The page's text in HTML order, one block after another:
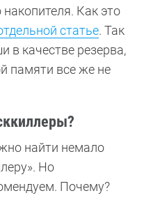
Как это
статье. Так
в качестве резерва,
памяти все же не
найти немало
Но
Почему?